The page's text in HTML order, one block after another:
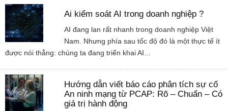
Ai kiểm soát AI trong doanh nghiệp ?
AI đang lan rất nhanh trong doanh nghiệp Việt
Nam. Nhưng phía sau tốc độ đó là một thực tế ít
được nói thẳng: chúng ta đang triển khai AI…
Hướng dẫn viết báo cáo phân tích sự cố
An ninh mạng từ PCAP: Rõ – Chuẩn – Có
giá trị hành động